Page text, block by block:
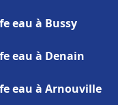
eau à Bussy
eau à Denain
eau à Arnouville